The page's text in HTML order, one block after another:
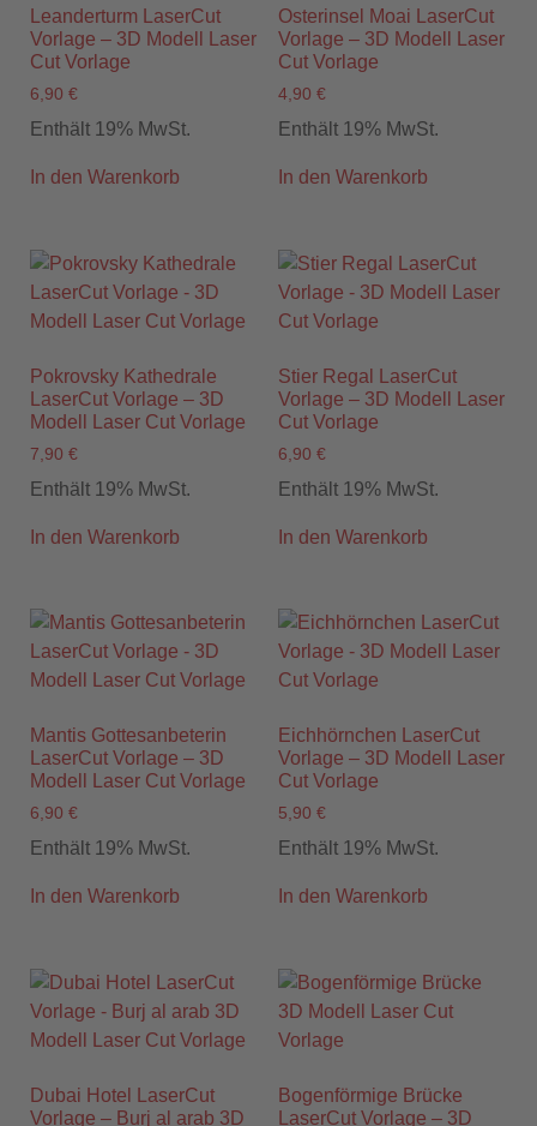
Leanderturm LaserCut
Vorlage – 3D Modell Laser
Cut Vorlage
6,90 €
Enthält 19% MwSt.
In den Warenkorb
Osterinsel Moai LaserCut
Vorlage – 3D Modell Laser
Cut Vorlage
4,90 €
Enthält 19% MwSt.
In den Warenkorb
Pokrovsky Kathedrale
LaserCut Vorlage – 3D
Modell Laser Cut Vorlage
7,90 €
Enthält 19% MwSt.
In den Warenkorb
Stier Regal LaserCut
Vorlage – 3D Modell Laser
Cut Vorlage
6,90 €
Enthält 19% MwSt.
In den Warenkorb
Mantis Gottesanbeterin
LaserCut Vorlage – 3D
Modell Laser Cut Vorlage
6,90 €
Enthält 19% MwSt.
In den Warenkorb
Eichhörnchen LaserCut
Vorlage – 3D Modell Laser
Cut Vorlage
5,90 €
Enthält 19% MwSt.
In den Warenkorb
Dubai Hotel LaserCut
Vorlage – Burj al arab 3D
Bogenförmige Brücke
LaserCut Vorlage – 3D